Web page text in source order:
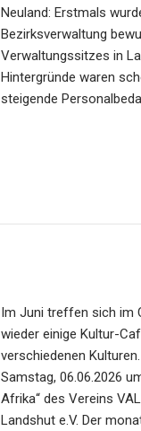
Neuland: Erstmals
Bezirksverwaltung
Verwaltungssitzes in
Hintergründe waren
steigende
Im Juni treffen sich im
wieder einige Kultur-
verschiedenen
Samstag, 06.06.2026
Afrika“ des Vereins
Landshut e.V. Der